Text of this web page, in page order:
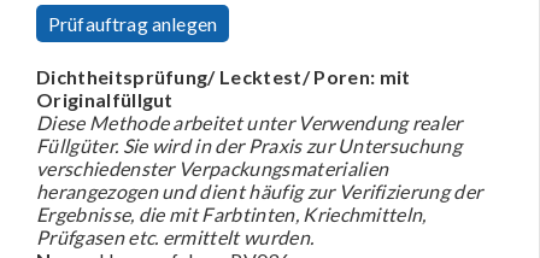
Prüfauftrag anlegen
Dichtheitsprüfung/ Lecktest/ Poren: mit
Originalfüllgut
Diese Methode arbeitet unter Verwendung realer
Füllgüter. Sie wird in der Praxis zur Untersuchung
verschiedenster Verpackungsmaterialien
herangezogen und dient häufig zur Verifizierung der
Ergebnisse, die mit Farbtinten, Kriechmitteln,
Prüfgasen etc. ermittelt wurden.